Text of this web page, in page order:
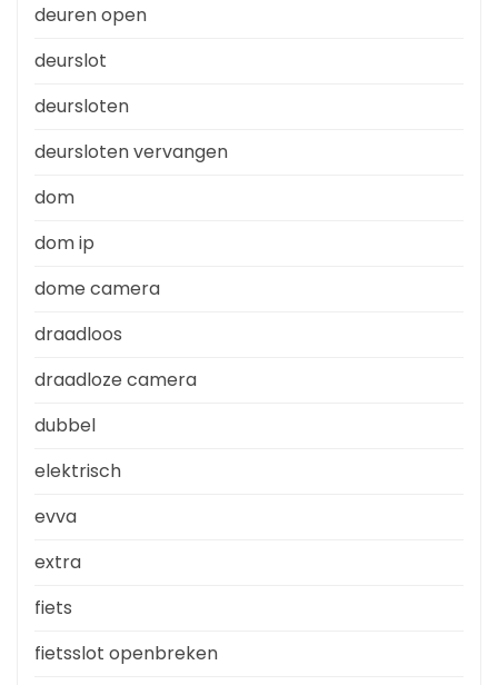
deuren open
deurslot
deursloten
deursloten vervangen
dom
dom ip
dome camera
draadloos
draadloze camera
dubbel
elektrisch
evva
extra
fiets
fietsslot openbreken